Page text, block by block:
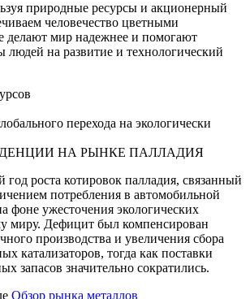
природные ресурсы и акционерный
человечество цветными
делают мир надежнее и помогают
людей на развитие и технологический
перехода на экологически
НА РЫНКЕ ПАЛЛАДИЯ
год роста котировок палладия, связанный
потребления в автомобильной
фоне ужесточения экологических
миру. Дефицит был компенсирован
производства и увеличения сбора
катализаторов, тогда как поставки
запасов значительно сократились.
Обзор рынка металлов